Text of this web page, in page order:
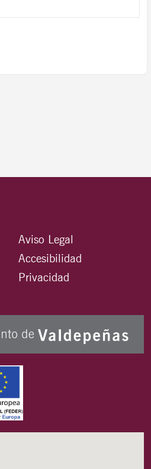
Aviso Legal
Accesibilidad
Privacidad